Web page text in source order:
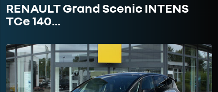
RENAULT Grand Scenic INTENS
TCe 140…